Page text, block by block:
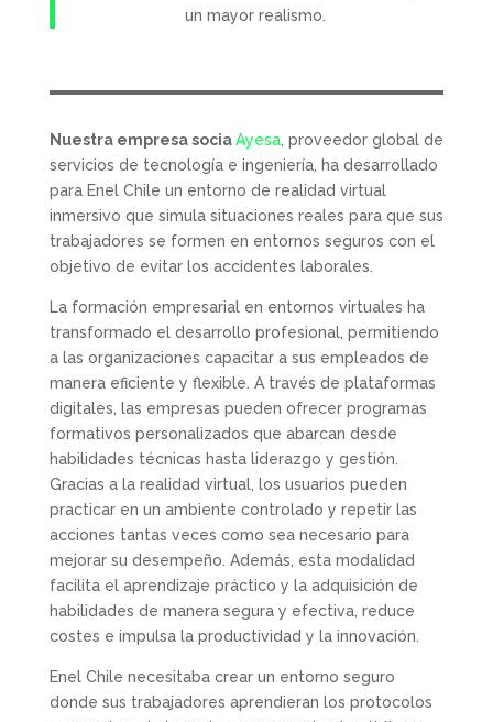
un mayor realismo.
Nuestra empresa sociaAyesa, proveedor global de
servicios de tecnología e ingeniería, ha desarrollado
para Enel Chile un entorno de realidad virtual
inmersivo que simula situaciones reales para que sus
trabajadores se formen en entornos seguros con el
objetivo de evitar los accidentes laborales.
La formación empresarial en entornos virtuales ha
transformado el desarrollo profesional, permitiendo
a las organizaciones capacitar a sus empleados de
manera eficiente y flexible. A través de plataformas
digitales, las empresas pueden ofrecer programas
formativos personalizados que abarcan desde
habilidades técnicas hasta liderazgo y gestión.
Gracias a la realidad virtual, los usuarios pueden
practicar en un ambiente controlado y repetir las
acciones tantas veces como sea necesario para
mejorar su desempeño. Además, esta modalidad
facilita el aprendizaje práctico y la adquisición de
habilidades de manera segura y efectiva, reduce
costes e impulsa la productividad y la innovación.
Enel Chile necesitaba crear un entorno seguro
donde sus trabajadores aprendieran los protocolos